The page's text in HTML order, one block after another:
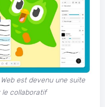
est devenu une suite
le collaboratif